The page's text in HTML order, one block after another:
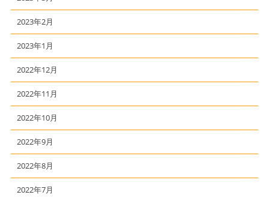
2023年2月
2023年1月
2022年12月
2022年11月
2022年10月
2022年9月
2022年8月
2022年7月